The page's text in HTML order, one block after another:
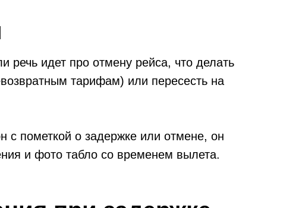
речь идет про отмену рейса, что делать
тарифам) или пересесть на
с пометкой о задержке или отмене, он
и фото табло со временем вылета.